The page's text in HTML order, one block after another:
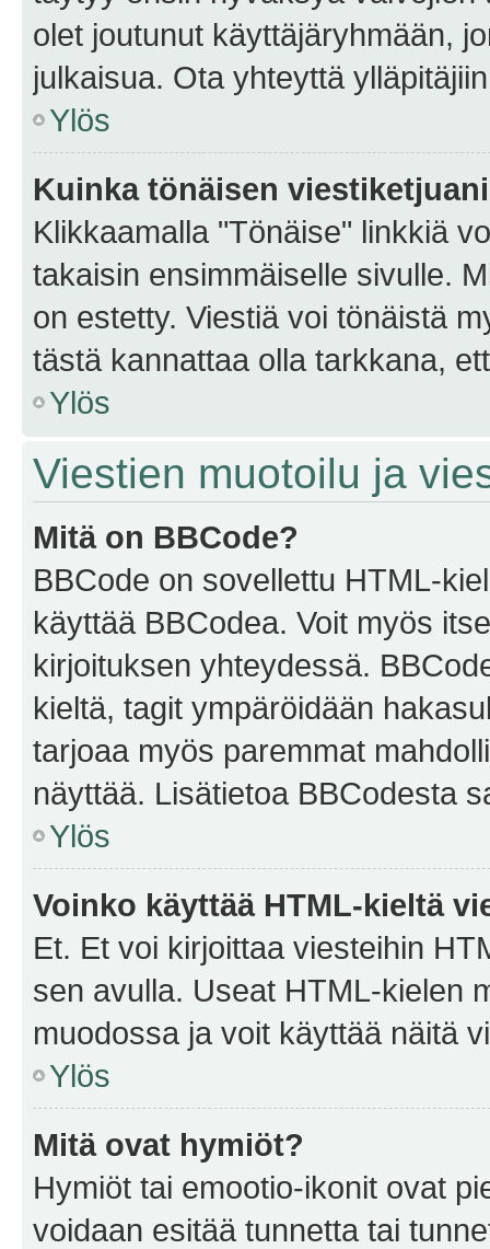
olet joutunut käyttäjäryhmään,
julkaisua. Ota yhteyttä
Ylös
Kuinka tönäisen
Klikkaamalla "Tönäise" linkkiä
takaisin ensimmäiselle sivulle.
on estetty. Viestiä voi tönäistä
tästä kannattaa olla tarkkana,
Ylös
Viestien muotoilu ja
Mitä on BBCode?
BBCode on sovellettu HTML-
käyttää BBCodea. Voit myös
kirjoituksen yhteydessä.
kieltä, tagit ympäröidään
tarjoaa myös paremmat
näyttää. Lisätietoa BBCodesta
Ylös
Voinko käyttää HTML-kieltä
Et. Et voi kirjoittaa viesteihin
sen avulla. Useat HTML-kielen
muodossa ja voit käyttää näitä
Ylös
Mitä ovat hymiöt?
Hymiöt tai emootio-ikonit ovat
voidaan esitää tunnetta tai